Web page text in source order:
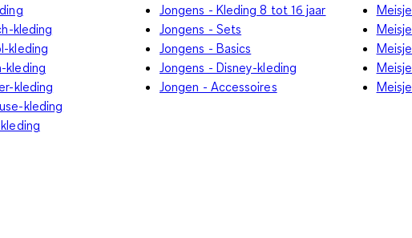
kleding
kleding
kleding
kleding
kleding
Jongens - Kleding 8 tot 16 jaar
Jongens - Sets
Jongens - Basics
Jongens - Disney-kleding
Jongen - Accessoires